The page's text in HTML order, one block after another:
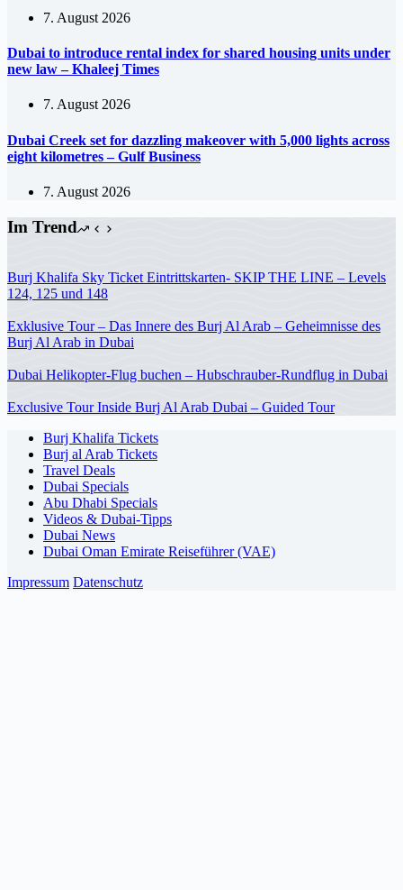
7. August 2026
Dubai to introduce rental index for shared housing units under
new law – Khaleej Times
7. August 2026
Dubai Creek set for dazzling makeover with 5,000 lights across
eight kilometres – Gulf Business
7. August 2026
Im Trend
Burj Khalifa Sky Ticket Eintrittskarten- SKIP THE LINE – Levels
124, 125 und 148
Exklusive Tour – Das Innere des Burj Al Arab – Geheimnisse des
Burj Al Arab in Dubai
Dubai Helikopter-Flug buchen – Hubschrauber-Rundflug in Dubai
Exclusive Tour Inside Burj Al Arab Dubai – Guided Tour
Burj Khalifa Tickets
Burj al Arab Tickets
Travel Deals
Dubai Specials
Abu Dhabi Specials
Videos & Dubai-Tipps
Dubai News
Dubai Oman Emirate Reiseführer (VAE)
Impressum Datenschutz